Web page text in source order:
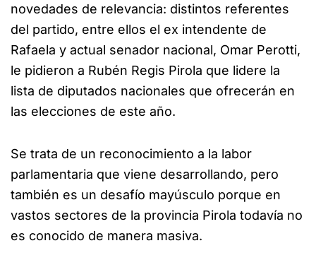
novedades de relevancia: distintos referentes
del partido, entre ellos el ex intendente de
Rafaela y actual senador nacional, Omar Perotti,
le pidieron a Rubén Regis Pirola que lidere la
lista de diputados nacionales que ofrecerán en
las elecciones de este año.
Se trata de un reconocimiento a la labor
parlamentaria que viene desarrollando, pero
también es un desafío mayúsculo porque en
vastos sectores de la provincia Pirola todavía no
es conocido de manera masiva.